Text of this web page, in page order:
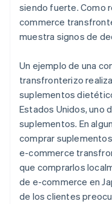
siendo fuerte. Como
commerce
muestra signos de
Un ejemplo de una
transfronterizo
suplementos
Estados Unidos, uno
suplementos. En
comprar
e-commerce
que comprarlos
de e-commerce en
de los clientes